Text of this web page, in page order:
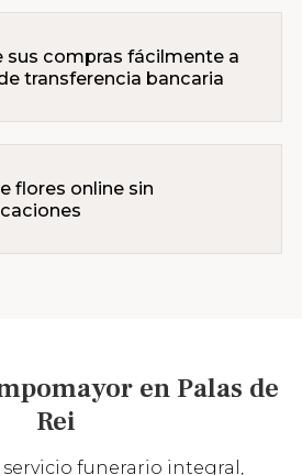
sus compras fácilmente a
transferencia bancaria
flores online sin
en Palas de
Rei
funerario integral,